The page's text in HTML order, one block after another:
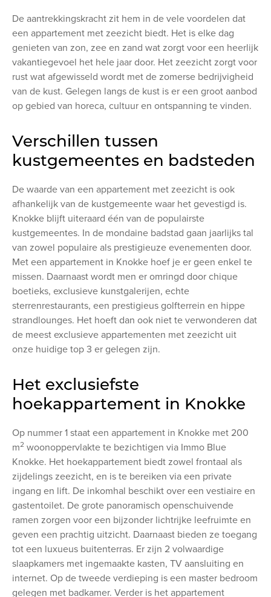
De aantrekkingskracht zit hem in de vele voordelen dat
een appartement met zeezicht biedt. Het is elke dag
genieten van zon, zee en zand wat zorgt voor een heerlijk
vakantiegevoel het hele jaar door. Het zeezicht zorgt voor
rust wat afgewisseld wordt met de zomerse bedrijvigheid
van de kust. Gelegen langs de kust is er een groot aanbod
op gebied van horeca, cultuur en ontspanning te vinden.
Verschillen tussen
kustgemeentes en badsteden
De waarde van een appartement met zeezicht is ook
afhankelijk van de kustgemeente waar het gevestigd is.
Knokke blijft uiteraard één van de populairste
kustgemeentes. In de mondaine badstad gaan jaarlijks tal
van zowel populaire als prestigieuze evenementen door.
Met een appartement in Knokke hoef je er geen enkel te
missen. Daarnaast wordt men er omringd door chique
boetieks, exclusieve kunstgalerijen, echte
sterrenrestaurants, een prestigieus golfterrein en hippe
strandlounges. Het hoeft dan ook niet te verwonderen dat
de meest exclusieve appartementen met zeezicht uit
onze huidige top 3 er gelegen zijn.
Het exclusiefste
hoekappartement in Knokke
Op nummer 1 staat een appartement in Knokke met 200
m2 woonoppervlakte te bezichtigen via Immo Blue
Knokke. Het hoekappartement biedt zowel frontaal als
zijdelings zeezicht, en is te bereiken via een private
ingang en lift. De inkomhal beschikt over een vestiaire en
gastentoilet. De grote panoramisch openschuivende
ramen zorgen voor een bijzonder lichtrijke leefruimte en
geven een prachtig uitzicht. Daarnaast bieden ze toegang
tot een luxueus buitenterras. Er zijn 2 volwaardige
slaapkamers met ingemaakte kasten, TV aansluiting en
internet. Op de tweede verdieping is een master bedroom
gelegen met badkamer. Verder is het appartement